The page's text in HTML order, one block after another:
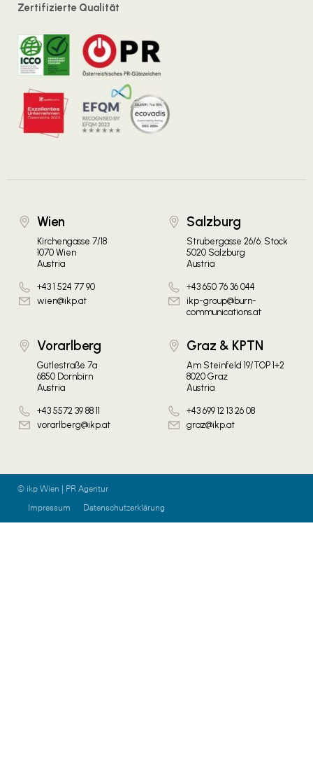
Zertifizierte Qualität
Wien
Kirchengasse 7/18
1070 Wien
Austria
+43 1 524 77 90
wien@ikp.at
Salzburg
Strubergasse 26/6. Stock
5020 Salzburg
Austria
+43 650 76 36 044
ikp-group@burn-
communications.at
Vorarlberg
Gütlestraße 7a
6850 Dornbirn
Austria
+43 5572 39 88 11
vorarlberg@ikp.at
Graz & KPTN
Am Steinfeld 19/TOP 1+2
8020 Graz
Austria
+43 699 12 13 26 08
graz@ikp.at
© ikp Wien | PR Agentur
Impressum
Datenschutzerklärung